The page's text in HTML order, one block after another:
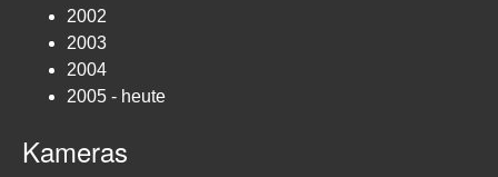
2002
2003
2004
2005 - heute
Kameras